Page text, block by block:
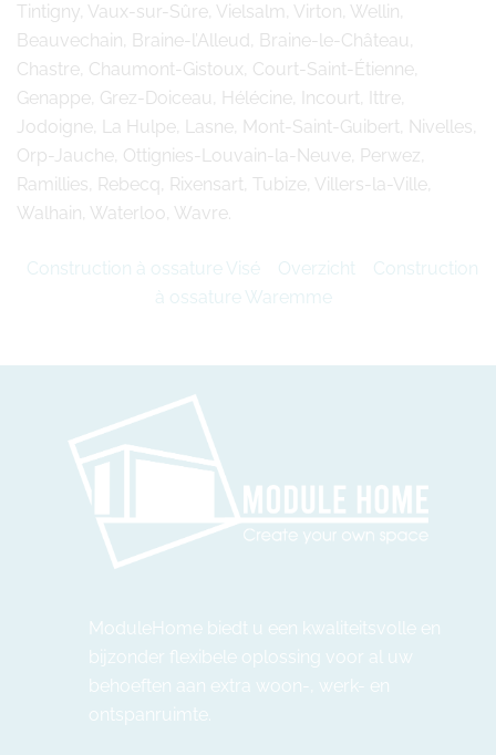
Tintigny, Vaux-sur-Sûre, Vielsalm, Virton, Wellin,
Beauvechain, Braine-l’Alleud, Braine-le-Château,
Chastre, Chaumont-Gistoux, Court-Saint-Étienne,
Genappe, Grez-Doiceau, Hélécine, Incourt, Ittre,
Jodoigne, La Hulpe, Lasne, Mont-Saint-Guibert, Nivelles,
Orp-Jauche, Ottignies-Louvain-la-Neuve, Perwez,
Ramillies, Rebecq, Rixensart, Tubize, Villers-la-Ville,
Walhain, Waterloo, Wavre.
Construction à ossature Visé Overzicht
Construction
à ossature Waremme
ModuleHome biedt u een kwaliteitsvolle en
bijzonder flexibele oplossing voor al uw
behoeften aan extra woon-, werk- en
ontspanruimte.